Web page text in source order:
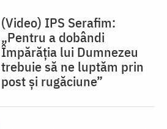
(Video) IPS Serafim:
„Pentru a dobândi
Împărăția lui Dumnezeu
trebuie să ne luptăm prin
post și rugăciune”